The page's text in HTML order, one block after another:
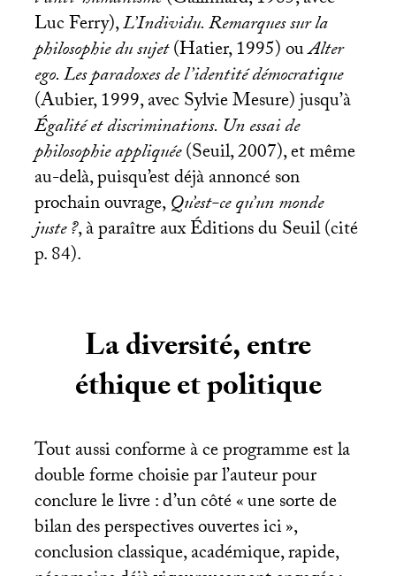
Luc Ferry),L’Individu. Remarques sur la
philosophie du sujet(Hatier, 1995) ouAlter
ego. Les paradoxes de l’identité démocratique
(Aubier, 1999, avec Sylvie Mesure) jusqu’à
Égalité et discriminations. Un essai de
philosophie appliquée(Seuil, 2007), et même
au-delà, puisqu’est déjà annoncé son
prochain ouvrage,Qu’est-ce qu’un monde
juste?, à paraître aux Éditions du Seuil (cité
p. 84).
La diversité, entre
éthique et politique
Tout aussi conforme à ce programme est la
double forme choisie par l’auteur pour
conclure le livre : d’un côté «une sorte de
bilan des perspectives ouvertes ici»,
conclusion classique, académique, rapide,